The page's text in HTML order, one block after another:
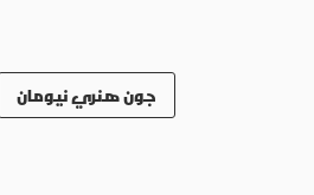
جون هنري نيومان